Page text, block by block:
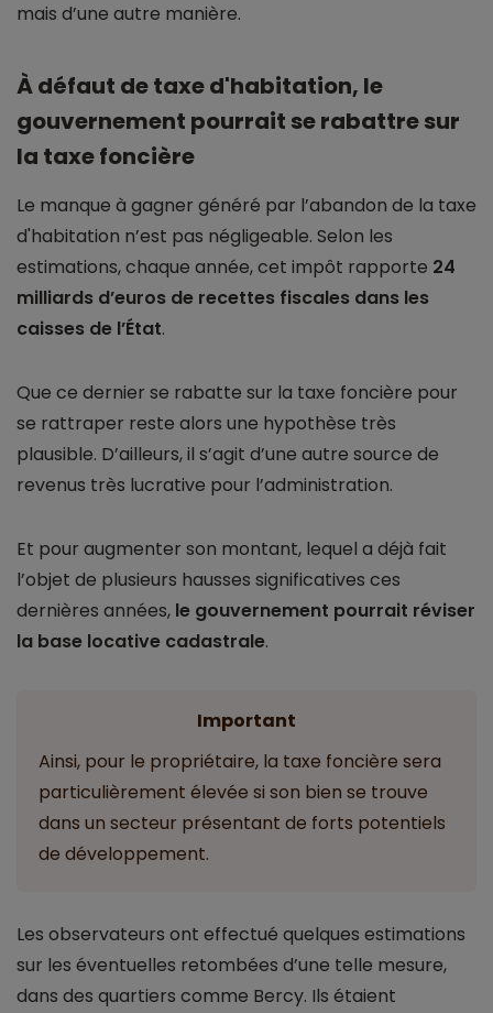
mais d’une autre manière.
À défaut de taxe d'habitation, le
gouvernement pourrait se rabattre sur
la taxe foncière
Le manque à gagner généré par l’abandon de la taxe
d'habitation n’est pas négligeable. Selon les
estimations, chaque année, cet impôt rapporte 24
milliards d’euros de recettes fiscales dans les
caisses de l’État.
Que ce dernier se rabatte sur la taxe foncière pour
se rattraper reste alors une hypothèse très
plausible. D’ailleurs, il s’agit d’une autre source de
revenus très lucrative pour l’administration.
Et pour augmenter son montant, lequel a déjà fait
l’objet de plusieurs hausses significatives ces
dernières années, le gouvernement pourrait réviser
la base locative cadastrale.
Important
Ainsi, pour le propriétaire, la taxe foncière sera
particulièrement élevée si son bien se trouve
dans un secteur présentant de forts potentiels
de développement.
Les observateurs ont effectué quelques estimations
sur les éventuelles retombées d’une telle mesure,
dans des quartiers comme Bercy. Ils étaient